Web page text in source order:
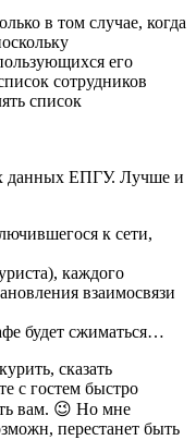
в том случае, когда
его
сотрудников
список
данных ЕПГУ. Лучше и
к сети,
каждого
взаимосвязи
будет сжиматься…
сказать
с гостем быстро
вам. 😉 Но мне
перестанет быть